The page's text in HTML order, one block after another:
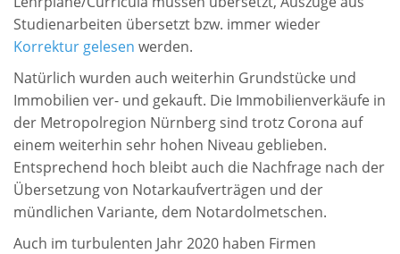
Studienarbeiten übersetzt bzw. immer wieder
Korrektur gelesen werden.
Natürlich wurden auch weiterhin Grundstücke und
Immobilien ver- und gekauft. Die Immobilienverkäufe in
der Metropolregion Nürnberg sind trotz Corona auf
einem weiterhin sehr hohen Niveau geblieben.
Entsprechend hoch bleibt auch die Nachfrage nach der
Übersetzung von Notarkaufverträgen und der
mündlichen Variante, dem Notardolmetschen.
Auch im turbulenten Jahr 2020 haben Firmen